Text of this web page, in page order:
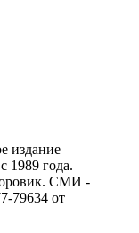
издание
1989 года.
CМИ -
79634 от